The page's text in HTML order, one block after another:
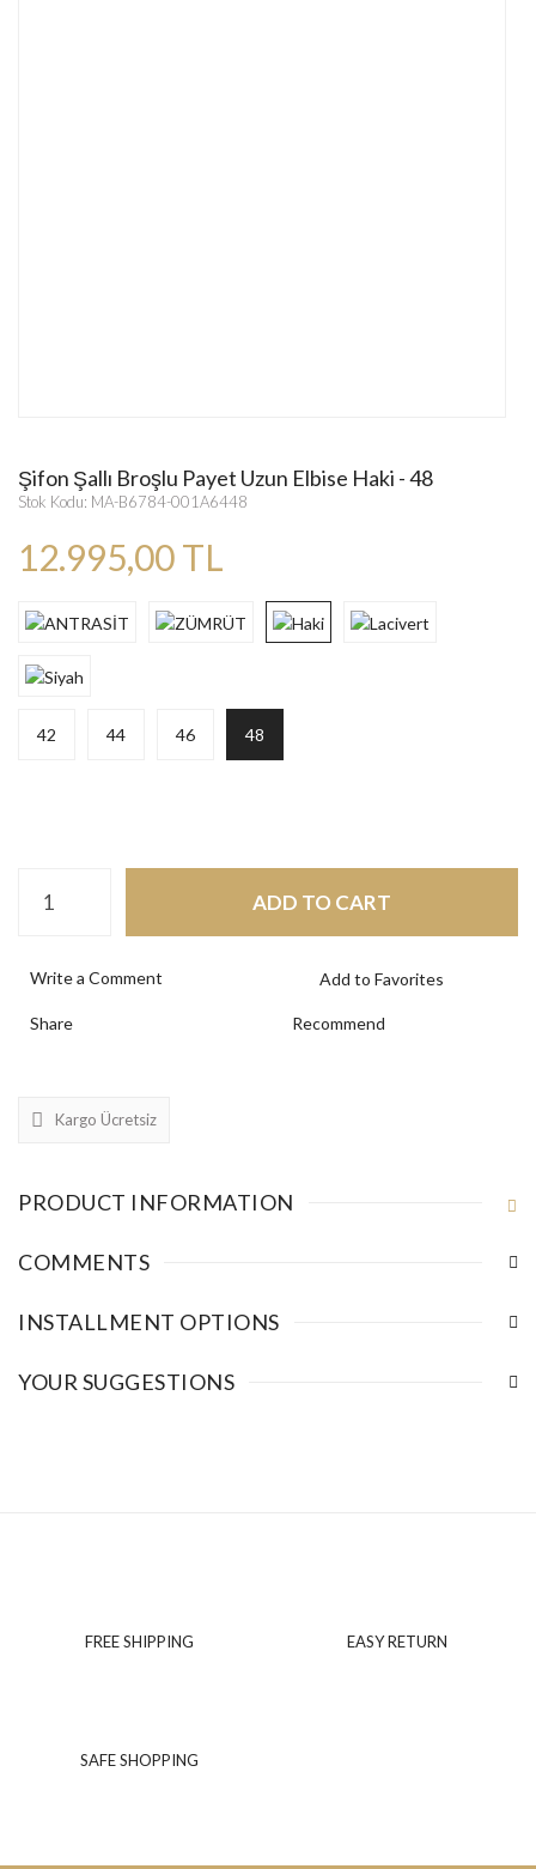
Şifon Şallı Broşlu Payet Uzun Elbise Haki - 48
Stok Kodu: MA-B6784-001A6448
12.995,00 TL
42 44 46 48
ADD TO CART
Write a Comment
Share Recommend
Kargo Ücretsiz
PRODUCT INFORMATION
COMMENTS
INSTALLMENT OPTIONS
YOUR SUGGESTIONS
FREE SHIPPING EASY RETURN
SAFE SHOPPING